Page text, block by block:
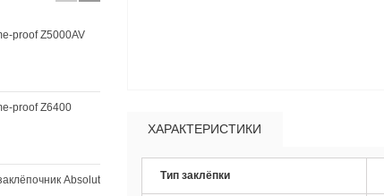
proof Z5000AV
proof Z6400
Absolut
SKytools (Absolut)...
Заклепочник аккумуляторный
ХАРАКТЕРИСТИКИ
Тип заклёпки